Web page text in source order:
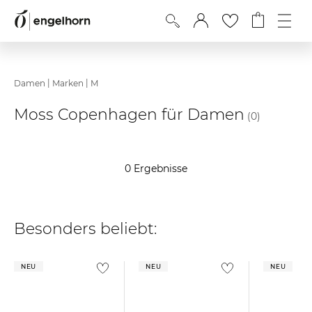
Damen Marken M
Moss Copenhagen für Damen (0)
0 Ergebnisse
Besonders beliebt:
NEU NEU NEU